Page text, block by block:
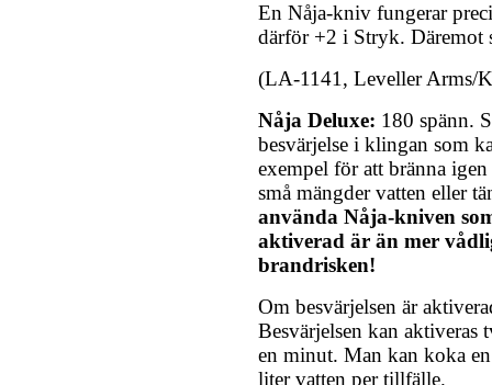
En Nåja-kniv fungerar
därför +2 i Stryk. Däremot
(LA-1141, Leveller Arms/
Nåja Deluxe: 180 spänn.
besvärjelse i klingan som
exempel för att bränna
små mängder vatten eller
använda Nåja-kniven
aktiverad är än mer
brandrisken!
Om besvärjelsen är
Besvärjelsen kan aktiveras
en minut. Man kan koka
liter vatten per tillfälle.